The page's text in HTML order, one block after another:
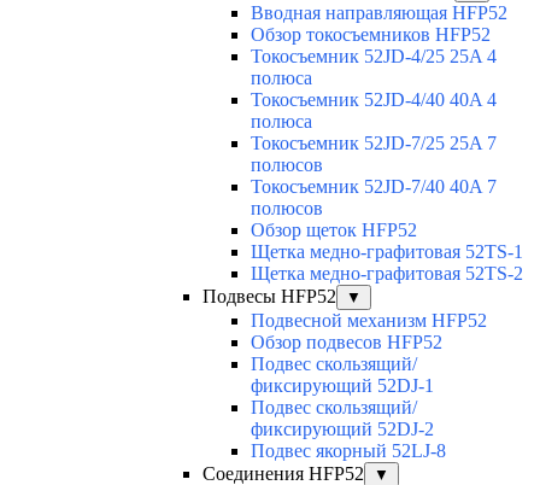
Вводная направляющая HFP52
Обзор токосъемников HFP52
Токосъемник 52JD-4/25 25A 4
полюса
Токосъемник 52JD-4/40 40A 4
полюса
Токосъемник 52JD-7/25 25A 7
полюсов
Токосъемник 52JD-7/40 40A 7
полюсов
Обзор щеток HFP52
Щетка медно-графитовая 52TS-1
Щетка медно-графитовая 52TS-2
Подвесы HFP52
▼
Подвесной механизм HFP52
Обзор подвесов HFP52
Подвес скользящий/
фиксирующий 52DJ-1
Подвес скользящий/
фиксирующий 52DJ-2
Подвес якорный 52LJ-8
Соединения HFP52
▼